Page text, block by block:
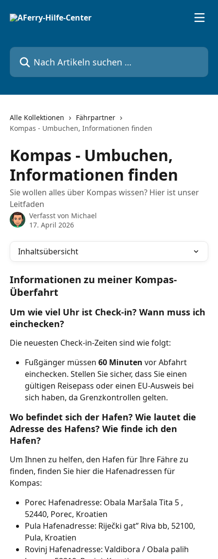
Nach Artikeln suchen …
Alle Kollektionen
Fährpartner
Kompas - Umbuchen, Informationen finden
Kompas - Umbuchen,
Informationen finden
Sie wollen alles über Kompas wissen? Hier ist unser
Leitfaden
Verfasst von Michael
17. April 2026
Inhaltsübersicht
Informationen zu meiner Kompas-
Überfahrt
Um wie viel Uhr ist Check-in? Wann muss ich
einchecken?
Die neuesten Check-in-Zeiten sind wie folgt:
Fußgänger müssen 60 Minuten vor Abfahrt
einchecken. Stellen Sie sicher, dass Sie einen
gültigen Reisepass oder einen EU-Ausweis bei
sich haben, da Grenzkontrollen gelten.
Wo befindet sich der Hafen? Wie lautet die
Adresse des Hafens? Wie finde ich den
Hafen?
Um Ihnen zu helfen, den Hafen für Ihre Fähre zu
finden, finden Sie hier die Hafenadressen für
Kompas:
Porec Hafenadresse: Obala Maršala Tita 5 ,
52440, Porec, Kroatien
Pula Hafenadresse: Riječki gat” Riva bb, 52100,
Pula, Kroatien
Rovinj Hafenadresse: Valdibora / Obala palih